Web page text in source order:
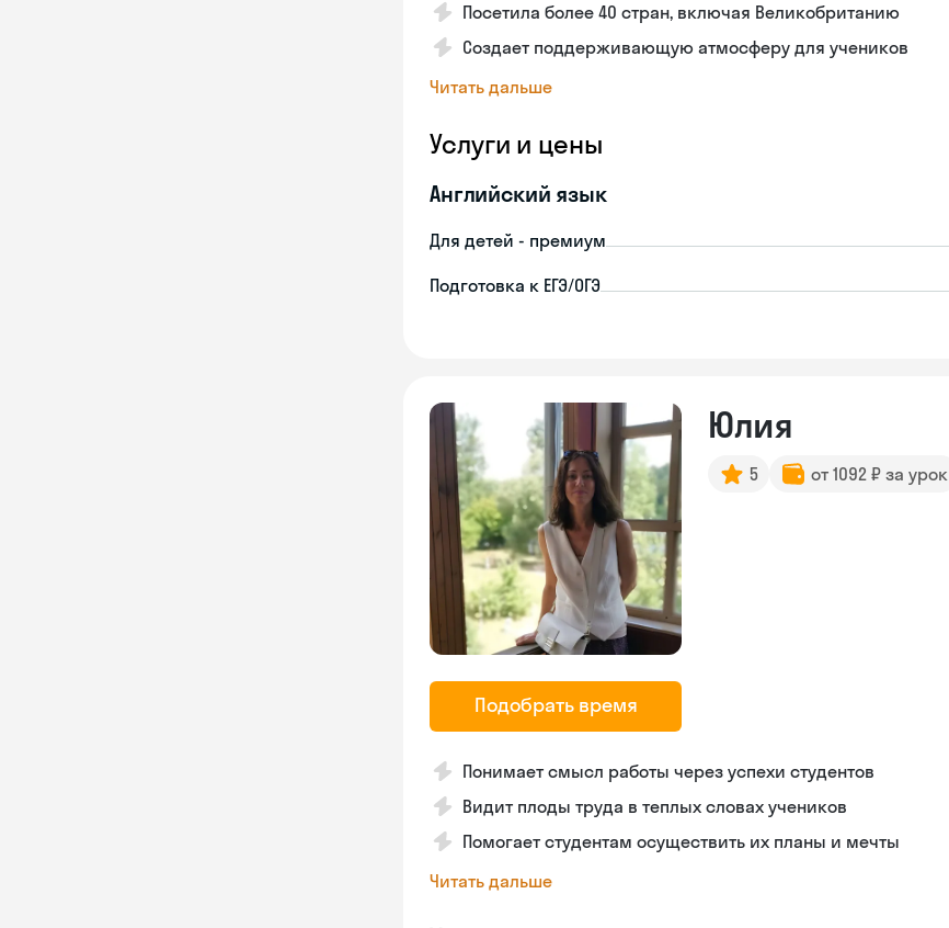
Посетила более 40 стран, включая Великобританию
Создает поддерживающую атмосферу для учеников
Читать дальше
Услуги и цены
Английский язык
Для детей - премиум
Подготовка к ЕГЭ/ОГЭ
Подобрать время
Юлия
5 от 1092 ₽ за урок
Понимает смысл работы через успехи студентов
Видит плоды труда в теплых словах учеников
Помогает студентам осуществить их планы и мечты
Читать дальше